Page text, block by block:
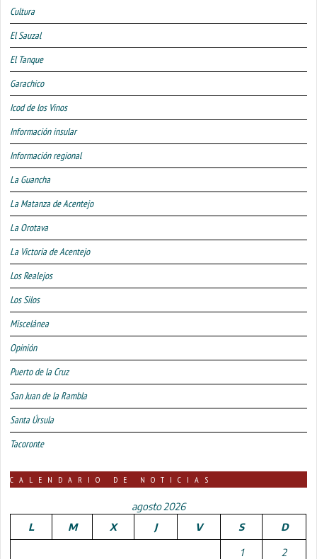
Cultura
El Sauzal
El Tanque
Garachico
Icod de los Vinos
Información insular
Información regional
La Guancha
La Matanza de Acentejo
La Orotava
La Victoria de Acentejo
Los Realejos
Los Silos
Miscelánea
Opinión
Puerto de la Cruz
San Juan de la Rambla
Santa Úrsula
Tacoronte
CALENDARIO DE NOTICIAS
agosto 2026
L
M X J V S D
1 2